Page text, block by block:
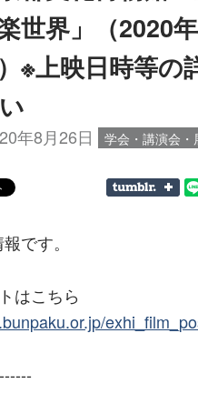
世界」（2020
）※上映日時等
年8月26日 学会・講演会・
です。
はこちら